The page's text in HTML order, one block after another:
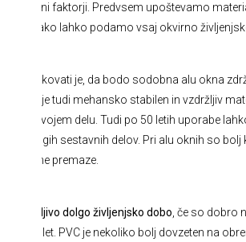
različni faktorji. Predvsem upoštevamo
Tako lahko podamo vsaj okvirno
. Pričakovati je, da bodo sodobna alu okna
okolja, je tudi mehansko stabilen in vzdržljiv
pri svojem delu. Tudi po 50 letih uporabe
drugih sestavnih delov. Pri alu oknih so bolj
zaščitne premaze.
dolgo življenjsko dobo, če so dobro
do 50 let. PVC je nekoliko bolj dovzeten na